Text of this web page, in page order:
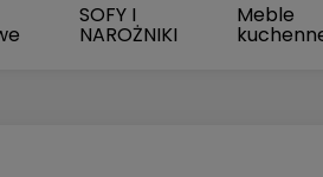
SOFY I
NAROŻNIKI
Meble